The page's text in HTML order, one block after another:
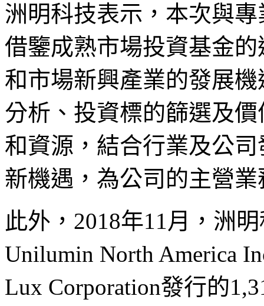
洲明科技表示，本次與
借鑒成熟市場投資基金
和市場新興產業的發展
分析、投資標的篩選及
和資源，結合行業及公
新機遇，為公司的主營
此外，2018年11月，洲
Unilumin North America
Lux Corporation發行的